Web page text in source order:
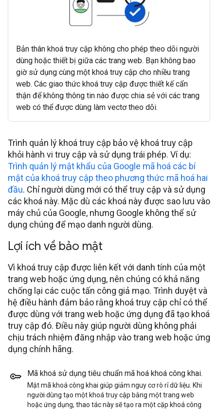
Bản thân khoá truy cập không cho phép theo dõi người
dùng hoặc thiết bị giữa các trang web. Bạn không bao
giờ sử dụng cùng một khoá truy cập cho nhiều trang
web. Các giao thức khoá truy cập được thiết kế cẩn
thận để không thông tin nào được chia sẻ với các trang
web có thể được dùng làm vectơ theo dõi.
Trình quản lý khoá truy cập bảo vệ khoá truy cập
khỏi hành vi truy cập và sử dụng trái phép. Ví dụ:
Trình quản lý mật khẩu của Google mã hoá các bí
mật của khoá truy cập theo phương thức mã hoá hai
đầu. Chỉ người dùng mới có thể truy cập và sử dụng
các khoá này. Mặc dù các khoá này được sao lưu vào
máy chủ của Google, nhưng Google không thể sử
dụng chúng để mạo danh người dùng.
Lợi ích về bảo mật
Vì khoá truy cập được liên kết với danh tính của một
trang web hoặc ứng dụng, nên chúng có khả năng
chống lại các cuộc tấn công giả mạo. Trình duyệt và
hệ điều hành đảm bảo rằng khoá truy cập chỉ có thể
được dùng với trang web hoặc ứng dụng đã tạo khoá
truy cập đó. Điều này giúp người dùng không phải
chịu trách nhiệm đăng nhập vào trang web hoặc ứng
dụng chính hãng.
Mã khoá sử dụng tiêu chuẩn mã hoá khoá công khai.
Mật mã khoá công khai giúp giảm nguy cơ rò rỉ dữ liệu. Khi
người dùng tạo một khoá truy cập bằng một trang web
hoặc ứng dụng, thao tác này sẽ tạo ra một cặp khoá công